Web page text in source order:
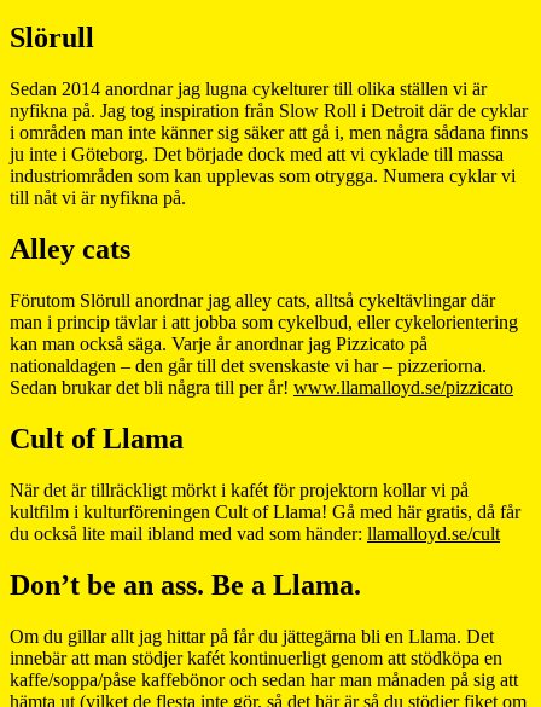
Slörull
Sedan 2014 anordnar jag lugna cykelturer till olika ställen vi är
nyfikna på. Jag tog inspiration från Slow Roll i Detroit där de cyklar
i områden man inte känner sig säker att gå i, men några sådana finns
ju inte i Göteborg. Det började dock med att vi cyklade till massa
industriområden som kan upplevas som otrygga. Numera cyklar vi
till nåt vi är nyfikna på.
Alley cats
Förutom Slörull anordnar jag alley cats, alltså cykeltävlingar där
man i princip tävlar i att jobba som cykelbud, eller cykelorientering
kan man också säga. Varje år anordnar jag Pizzicato på
nationaldagen – den går till det svenskaste vi har – pizzeriorna.
Sedan brukar det bli några till per år! www.llamalloyd.se/pizzicato
Cult of Llama
När det är tillräckligt mörkt i kafét för projektorn kollar vi på
kultfilm i kulturföreningen Cult of Llama! Gå med här gratis, då får
du också lite mail ibland med vad som händer: llamalloyd.se/cult
Don’t be an ass. Be a Llama.
Om du gillar allt jag hittar på får du jättegärna bli en Llama. Det
innebär att man stödjer kafét kontinuerligt genom att stödköpa en
kaffe/soppa/påse kaffebönor och sedan har man månaden på sig att
hämta ut (vilket de flesta inte gör, så det här är så du stödjer fiket om